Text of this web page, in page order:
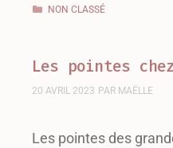
NON CLASSÉ
Les pointes
20 AVRIL 2023 PAR MAËLLE
Les pointes des